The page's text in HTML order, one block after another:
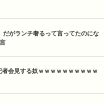
がランチ奢るって言ってたのにな
者会見する奴ｗｗｗｗｗｗｗｗｗｗ